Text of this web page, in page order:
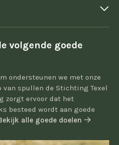
volgende goede
ondersteunen we met onze
spullen de Stichting Texel
zorgt ervoor dat het
besteed wordt aan goede
alle goede doelen